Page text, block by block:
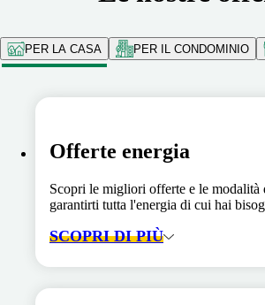
PER LA CASA PER IL CONDOMINIO
Offerte energia
Scopri le migliori offerte e le modalità
garantirti tutta l'energia di cui hai
SCOPRI DI PIÙ